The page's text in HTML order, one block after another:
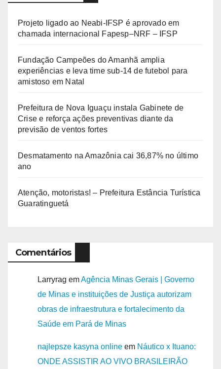
Projeto ligado ao Neabi-IFSP é aprovado em
chamada internacional Fapesp–NRF – IFSP
Fundação Campeões do Amanhã amplia
experiências e leva time sub-14 de futebol para
amistoso em Natal
Prefeitura de Nova Iguaçu instala Gabinete de
Crise e reforça ações preventivas diante da
previsão de ventos fortes
Desmatamento na Amazônia cai 36,87% no último
ano
Atenção, motoristas! – Prefeitura Estância Turística
Guaratinguetá
Comentários
Larryrag emAgência Minas Gerais | Governo
de Minas e instituições de Justiça autorizam
obras de infraestrutura e fortalecimento da
Saúde em Pará de Minas
najlepsze kasyna online em Náutico x Ituano:
ONDE ASSISTIR AO VIVO BRASILEIRÃO